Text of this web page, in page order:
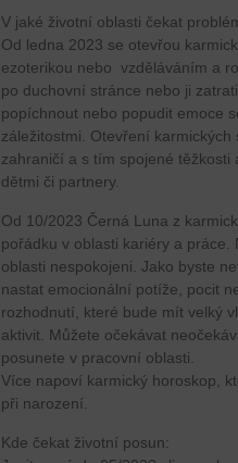
V jaké životní oblasti čekat
Od ledna 2023 se otevřou
ezoterikou nebo vzděláváním a
po duchovní stránce nebo ji
popíchnout nebo popudit emoce
záležitostmi. Otevření
zahraničí a s tím spojené
dětmi či partnery.
Od 10/2023 Černá Luna z
pořádku v oblasti kariéry a
oblasti nespokojeni. Jako byste
nastat emocionální potíže, pocit
rozhodnutí, které bude mít velký
aktivit. Můžete očekávat
posunete v pracovní oblasti.
Více napoví karmický horoskop,
při narození.
Kde čekat životní posun: